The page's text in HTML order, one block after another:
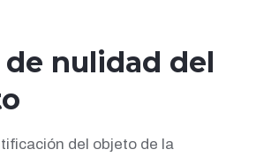
de nulidad del
del objeto de la